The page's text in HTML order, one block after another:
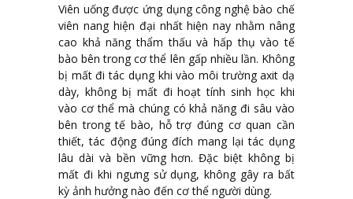
Viên uống được ứng dụng công nghệ bào chế
viên nang hiện đại nhất hiện nay nhằm nâng
cao khả năng thẩm thấu và hấp thụ vào tế
bào bên trong cơ thể lên gấp nhiều lần. Không
bị mất đi tác dụng khi vào môi trường axit dạ
dày, không bị mất đi hoạt tính sinh học khi
vào cơ thể mà chúng có khả năng đi sâu vào
bên trong tế bào, hỗ trợ đúng cơ quan cần
thiết, tác động đúng đích mang lại tác dụng
lâu dài và bền vững hơn. Đặc biệt không bị
mất đi khi ngưng sử dụng, không gây ra bất
kỳ ảnh hưởng nào đến cơ thể người dùng.